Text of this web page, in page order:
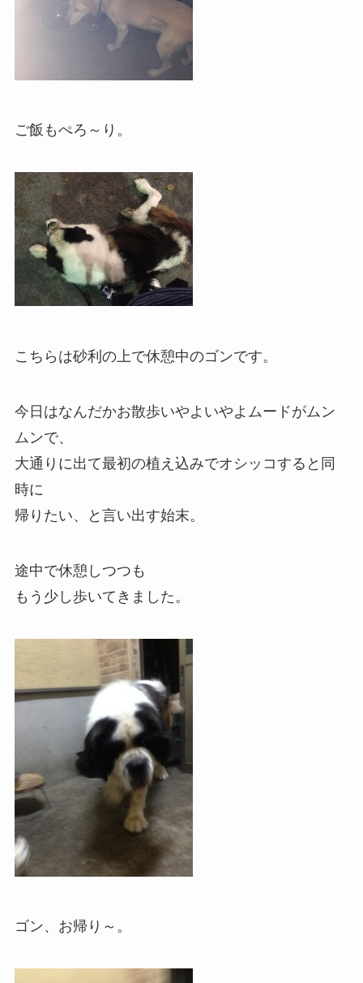
ご飯もぺろ～り。
こちらは砂利の上で休憩中のゴンです。
今日はなんだかお散歩いやよいやよムードがムン
ムンで、
大通りに出て最初の植え込みでオシッコすると同
時に
帰りたい、と言い出す始末。
途中で休憩しつつも
もう少し歩いてきました。
ゴン、お帰り～。